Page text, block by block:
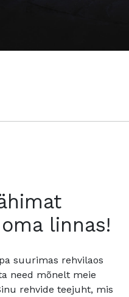
linnas!
suurimas rehvilaos
need mõnelt meie
rehvide teejuht, mis